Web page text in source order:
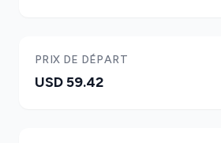
PRIX DE DÉPART
USD 59.42